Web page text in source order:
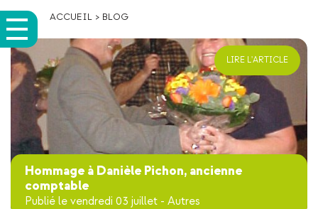
ACCUEIL > BLOG
Hommage à Danièle Pichon, ancienne
comptable
Publié le vendredi 03 juillet - Autres
LIRE L'ARTICLE